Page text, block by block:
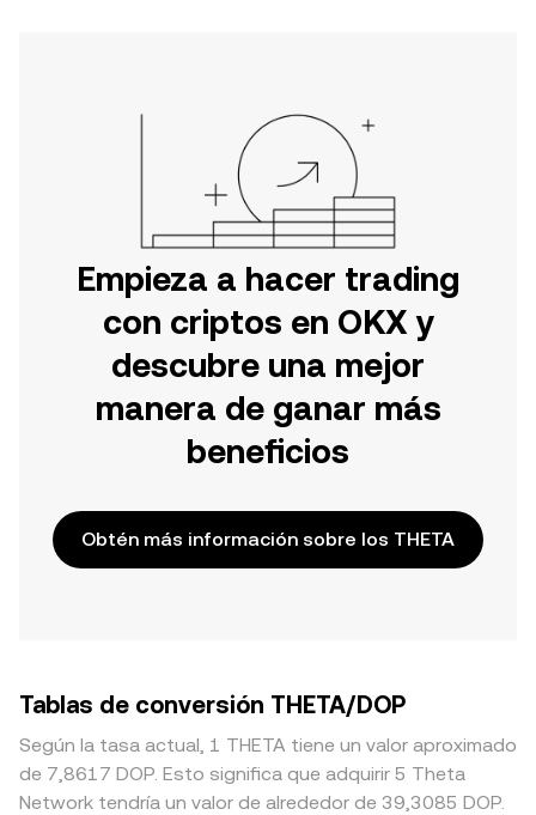
Empieza a hacer trading
con criptos en OKX y
descubre una mejor
manera de ganar más
beneficios
Obtén más información sobre los THETA
Tablas de conversión THETA/DOP
Según la tasa actual, 1 THETA tiene un valor aproximado
de 7,8617 DOP. Esto significa que adquirir 5 Theta
Network tendría un valor de alrededor de 39,3085 DOP.